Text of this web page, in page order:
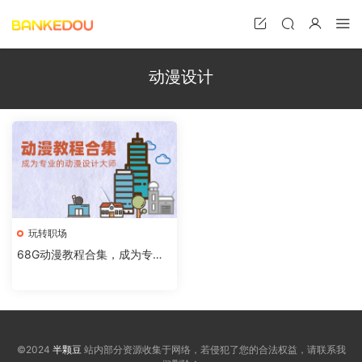
动漫设计
玩转职场
68G动漫教程合集，成为专业
©2024 半颗豆站内部分资源收集于网络，若侵犯了您的合法权益，请联系我